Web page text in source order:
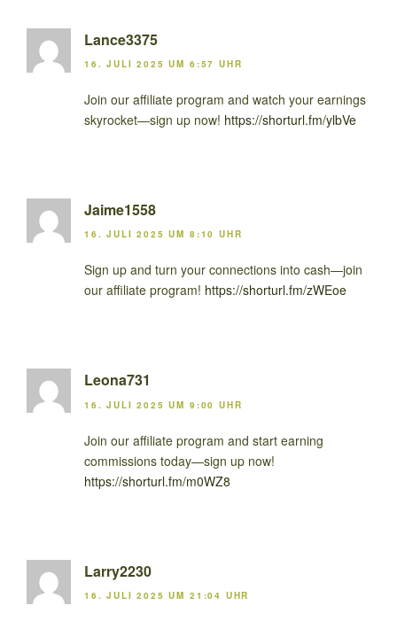
Lance3375
16. JULI 2025 UM 6:57 UHR
Join our affiliate program and watch your earnings
skyrocket—sign up now! https://shorturl.fm/ylbVe
Jaime1558
16. JULI 2025 UM 8:10 UHR
Sign up and turn your connections into cash—join
our affiliate program! https://shorturl.fm/zWEoe
Leona731
16. JULI 2025 UM 9:00 UHR
Join our affiliate program and start earning
commissions today—sign up now!
https://shorturl.fm/m0WZ8
Larry2230
16. JULI 2025 UM 21:04 UHR